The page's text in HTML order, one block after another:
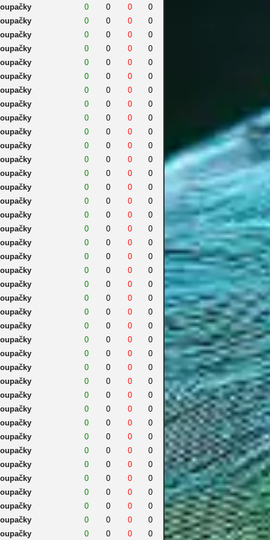
0 0 0
0
0 0 0
0
0 0 0
0
0 0 0
0
0 0 0
0
0 0 0
0
0 0 0
0
0 0 0
0
0 0 0
0
0 0 0
0
0 0 0
0
0 0 0
0
0 0 0
0
0 0 0
0
0 0 0
0
0 0 0
0
0 0 0
0
0 0 0
0
0 0 0
0
0 0 0
0
0 0 0
0
0 0 0
0
0 0 0
0
0 0 0
0
0 0 0
0
0 0 0
0
0 0 0
0
0 0 0
0
0 0 0
0
0 0 0
0
0 0 0
0
0 0 0
0
0 0 0
0
0 0 0
0
0 0 0
0
0 0 0
0
0 0 0
0
0 0 0
0
0 0 0
0